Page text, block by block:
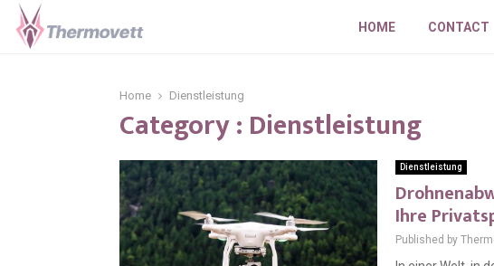
HOME CONTACT
Home Dienstleistung
Category : Dienstleistung
Dienstleistung
Ihre
Published by